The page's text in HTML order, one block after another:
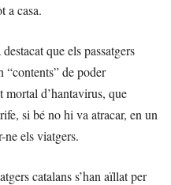
a casa.
que els passatgers
“contents” de poder
mortal d’hantavirus, que
si bé no hi va atracar, en un
ne els viatgers.
catalans s’han aïllat per